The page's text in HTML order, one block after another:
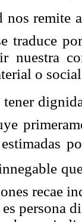
nos
traduce
nuestra
o
estimadas
recae
persona